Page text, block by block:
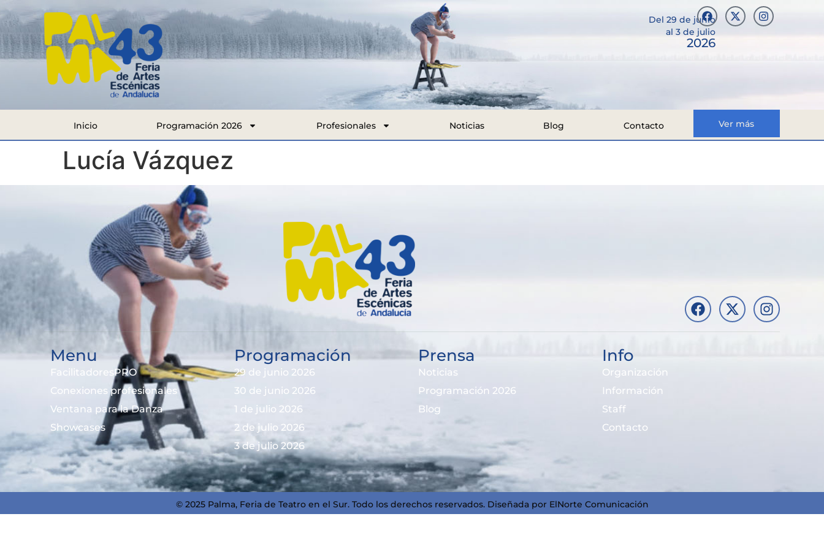
Del 29 de junio
al 3 de julio
2026
Inicio Programación 2026 Profesionales Noticias Blog Contacto Ver más
Lucía Vázquez
Menu
FacilitadoresPRO
Conexiones profesionales
Ventana para la Danza
Showcases
Programación
29 de junio 2026
30 de junio 2026
1 de julio 2026
2 de julio 2026
3 de julio 2026
Prensa
Noticias
Programación 2026
Blog
Info
Organización
Información
Staff
Contacto
© 2025 Palma, Feria de Teatro en el Sur. Todo los derechos reservados. Diseñada por ElNorte Comunicación